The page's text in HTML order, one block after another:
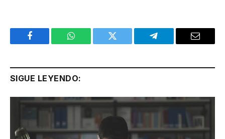
Facebook WhatsApp Twitter Telegram Email
SIGUE LEYENDO: